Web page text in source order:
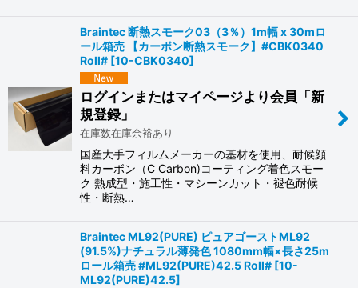
Braintec 断熱スモーク03（3％）1m幅 x 30mロ
ール箱売 【カーボン断熱スモーク】#CBK0340
Roll# [10-CBK0340]
ログインまたはマイページより会員「新
規登録」
在庫数在庫余裕あり
国産大手フィルムメーカーの基材を使用、耐候顔
料カーボン（C Carbon)コーティング着色スモー
ク 熱成型・施工性・マシーンカット・褪色耐候
性・断熱…
Braintec ML92(PURE) ピュアゴーストML92
(91.5%)ナチュラル薄発色 1080mm幅×長さ25m
ロール箱売 #ML92(PURE)42.5 Roll# [10-
ML92(PURE)42.5]